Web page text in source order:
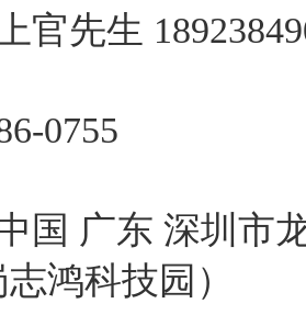
上官先生
0755
广东 深圳市
鸿科技园）